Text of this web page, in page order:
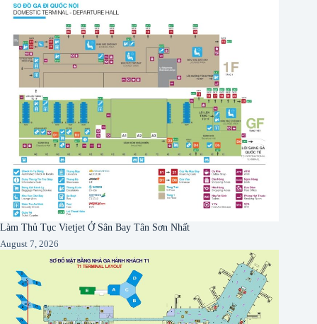
Làm Thủ Tục Vietjet Ở Sân Bay Tân Sơn Nhất
August 7, 2026